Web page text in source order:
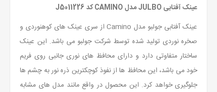
عینک آفتابی JULBO مدل CAMINO کد J5011226
عینک آفتابی جولبو مدل Camino از سری عینک های کوهنوردی و
صخره نوردی تولید شده توسط شرکت جولبو می باشد. این عینک
ساختار متفاوتی دارد و دارای محافظ های نوری جانبی روی فریم
خود می باشد، این محافظ ها از نفوذ کوچکترین ذره نور به چشم ها
جلوگیری خواهد کرد. این محصول در واقع مانند مدل های مشابه